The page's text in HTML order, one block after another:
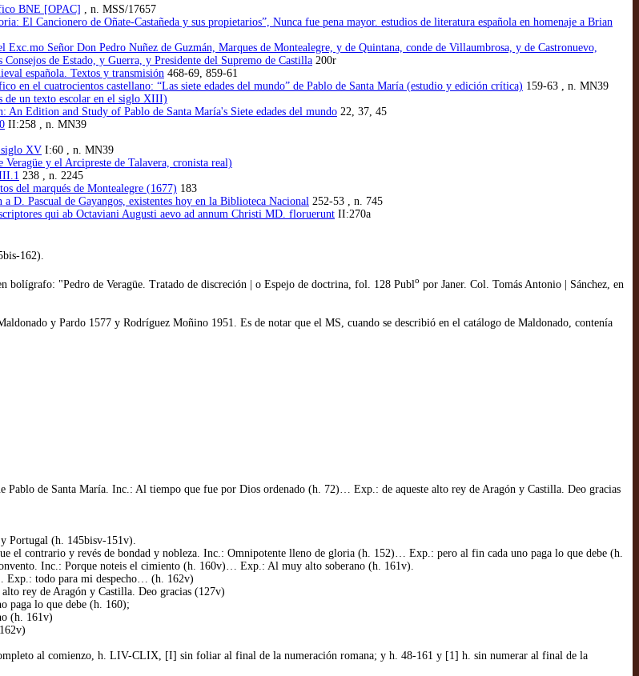
BNE [OPAC] , n. MSS/17657
El Cancionero de Oñate-Castañeda y sus propietarios”, Nunca fue pena mayor. estudios de literatura española en homenaje a Brian
Señor Don Pedro Nuñez de Guzmán, Marques de Montealegre, y de Quintana, conde de Villaumbrosa, y de Castronuevo,
de Estado, y Guerra, y Presidente del Supremo de Castilla 200r
española. Textos y transmisión 468-69, 859-61
en el cuatrocientos castellano: “Las siete edades del mundo” de Pablo de Santa María (estudio y edición crítica) 159-63 , n. MN39
de un texto escolar en el siglo XIII)
Edition and Study of Pablo de Santa María's Siete edades del mundo 22, 37, 45
II:258 , n. MN39
siglo XV I:60 , n. MN39
y el Arcipreste de Talavera, cronista real)
238 , n. 2245
del marqués de Montealegre (1677) 183
D. Pascual de Gayangos, existentes hoy en la Biblioteca Nacional 252-53 , n. 745
qui ab Octaviani Augusti aevo ad annum Christi MD. floruerunt II:270a
162).
bolígrafo: "Pedro de Veragüe. Tratado de discreción | o Espejo de doctrina, fol. 128 Publo por Janer. Col. Tomás Antonio | Sánchez, en
y Pardo 1577 y Rodríguez Moñino 1951. Es de notar que el MS, cuando se describió en el catálogo de Maldonado, contenía
Pablo de Santa María. Inc.: Al tiempo que fue por Dios ordenado (h. 72)… Exp.: de aqueste alto rey de Aragón y Castilla. Deo gracias
Portugal (h. 145bisv-151v).
el contrario y revés de bondad y nobleza. Inc.: Omnipotente lleno de gloria (h. 152)… Exp.: pero al fin cada uno paga lo que debe (h.
Inc.: Porque noteis el cimiento (h. 160v)… Exp.: Al muy alto soberano (h. 161v).
Exp.: todo para mi despecho… (h. 162v)
rey de Aragón y Castilla. Deo gracias (127v)
lo que debe (h. 160);
(h. 161v)
al comienzo, h. LIV-CLIX, [I] sin foliar al final de la numeración romana; y h. 48-161 y [1] h. sin numerar al final de la